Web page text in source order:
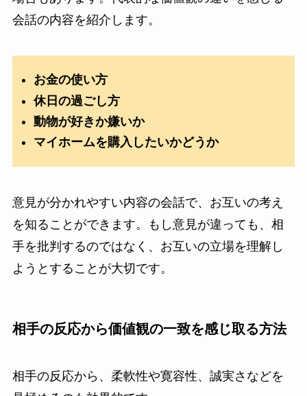
会話の内容を紹介します。
お金の使い方
休日の過ごし方
動物が好きか嫌いか
マイホームを購入したいかどうか
意見が分かれやすい内容の会話で、お互いの考え
を知ることができます。もし意見が違っても、相
手を批判するのではなく、お互いの立場を理解し
ようとすることが大切です。
相手の反応から価値観の一致を感じ取る方法
相手の反応から、柔軟性や寛容性、誠実さなどを